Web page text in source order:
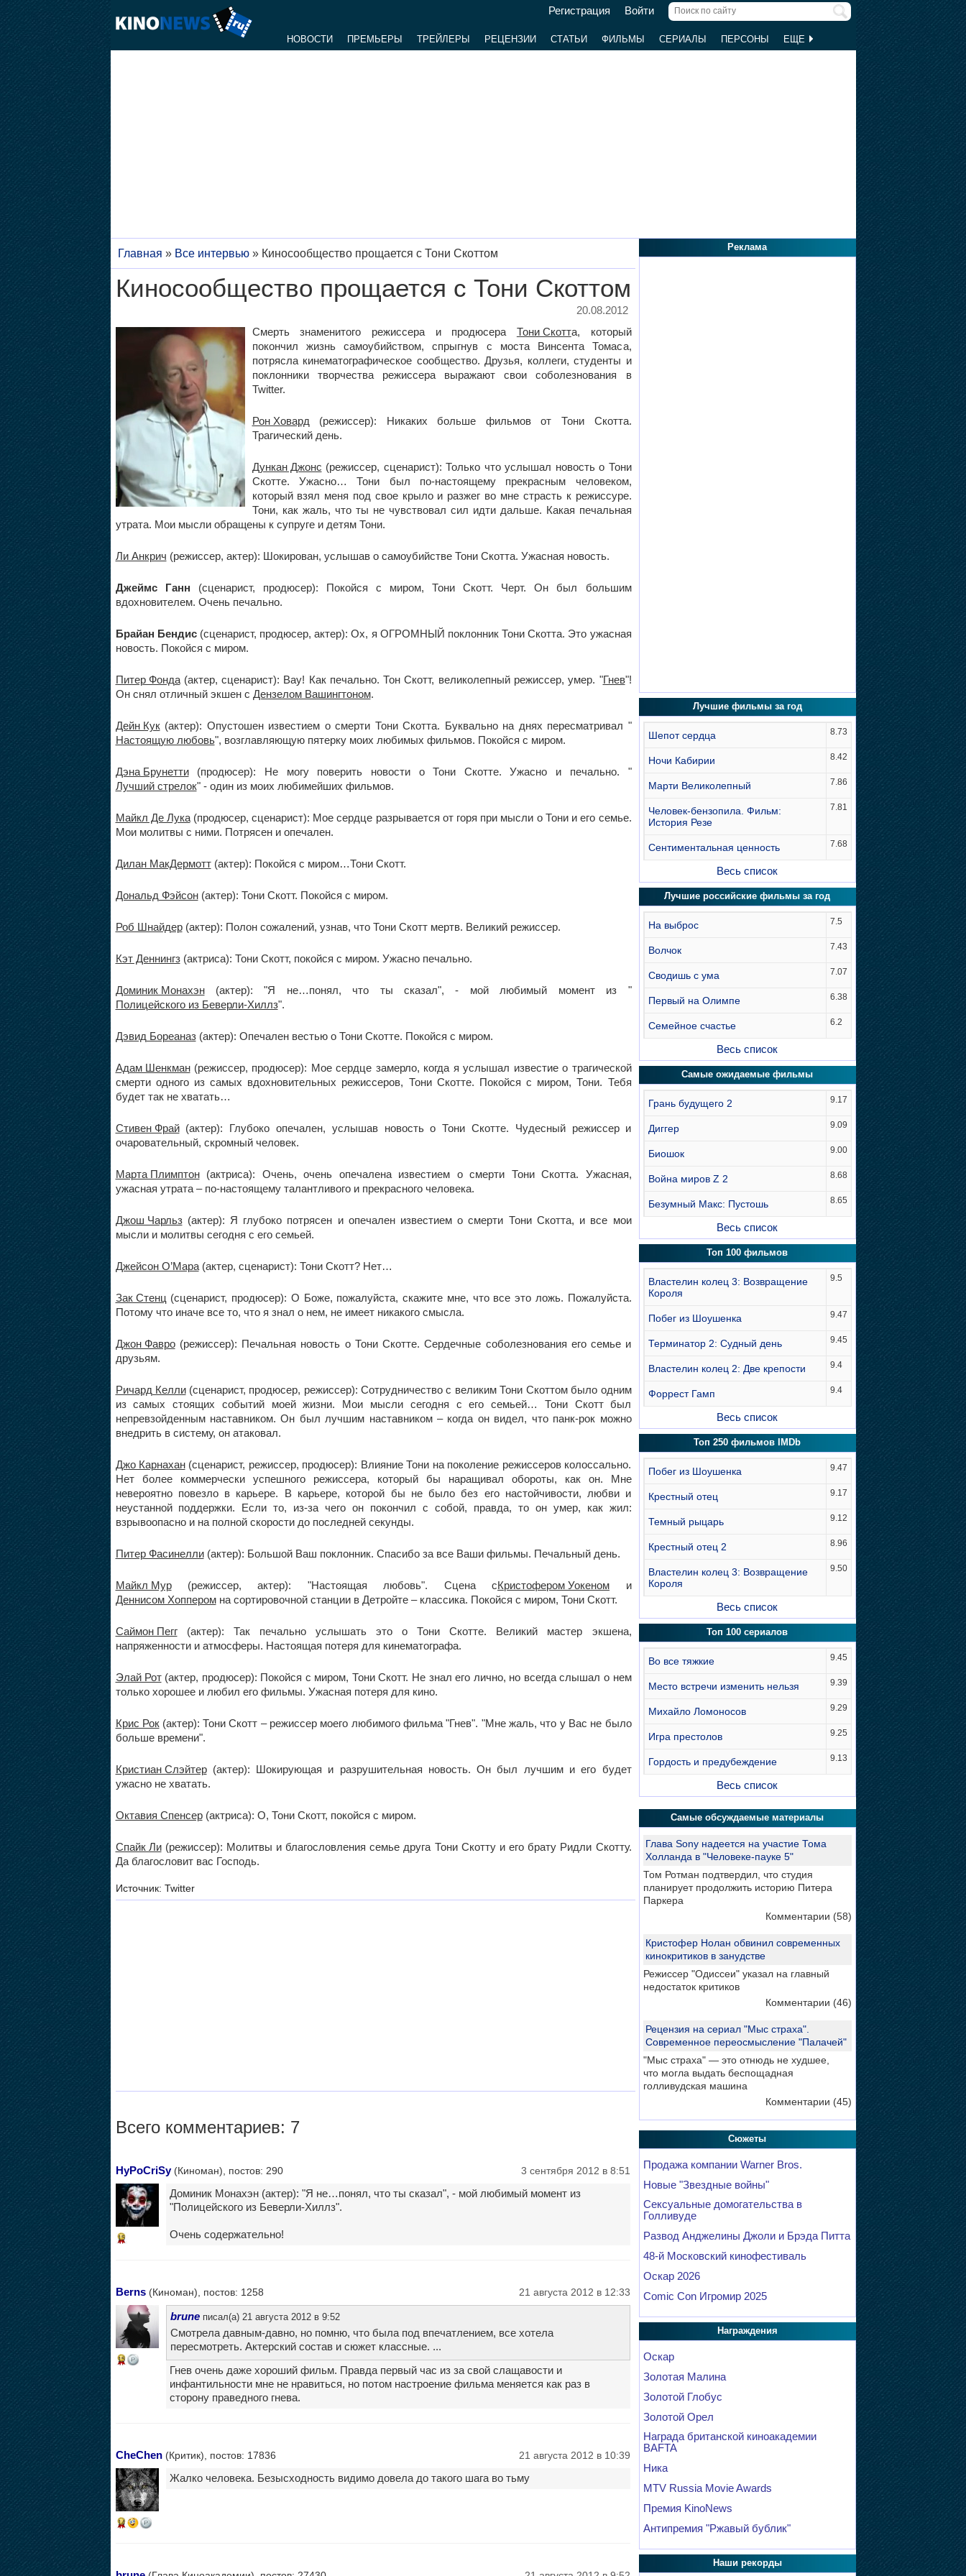
Регистрация Войти
НОВОСТИ ПРЕМЬЕРЫ ТРЕЙЛЕРЫ РЕЦЕНЗИИ СТАТЬИ ФИЛЬМЫ СЕРИАЛЫ ПЕРСОНЫ ЕЩЕ
Главная » Все интервью» Киносообщество прощается с Тони Скоттом
Киносообщество прощается с Тони Скоттом
20.08.2012
Смерть знаменитого режиссера и продюсера Тони Скотта, который
покончил жизнь самоубийством, спрыгнув с моста Винсента Томаса,
потрясла кинематографическое сообщество. Друзья, коллеги, студенты и
поклонники творчества режиссера выражают свои соболезнования в
Twitter.
Рон Ховард (режиссер): Никаких больше фильмов от Тони Скотта.
Трагический день.
Дункан Джонс (режиссер, сценарист): Только что услышал новость о Тони
Скотте. Ужасно… Тони был по-настоящему прекрасным человеком,
который взял меня под свое крыло и разжег во мне страсть к режиссуре.
Тони, как жаль, что ты не чувствовал сил идти дальше. Какая печальная
утрата. Мои мысли обращены к супруге и детям Тони.
Ли Анкрич (режиссер, актер): Шокирован, услышав о самоубийстве Тони Скотта. Ужасная новость.
Джеймс Ганн (сценарист, продюсер): Покойся с миром, Тони Скотт. Черт. Он был большим
вдохновителем. Очень печально.
Брайан Бендис(сценарист, продюсер, актер): Ох, я ОГРОМНЫЙ поклонник Тони Скотта. Это ужасная
новость. Покойся с миром.
Питер Фонда(актер, сценарист): Вау! Как печально. Тон Скотт, великолепный режиссер, умер. "Гнев"!
Он снял отличный экшен с Дензелом Вашингтоном.
Дейн Кук(актер): Опустошен известием о смерти Тони Скотта. Буквально на днях пересматривал "
Настоящую любовь", возглавляющую пятерку моих любимых фильмов. Покойся с миром.
Дэна Брунетти(продюсер): Не могу поверить новости о Тони Скотте. Ужасно и печально. "
Лучший стрелок" - один из моих любимейших фильмов.
Майкл Де Лука(продюсер, сценарист): Мое сердце разрывается от горя при мысли о Тони и его семье.
Мои молитвы с ними. Потрясен и опечален.
Дилан МакДермотт (актер): Покойся с миром…Тони Скотт.
Дональд Фэйсон (актер): Тони Скотт. Покойся с миром.
Роб Шнайдер(актер): Полон сожалений, узнав, что Тони Скотт мертв. Великий режиссер.
Кэт Деннингз(актриса): Тони Скотт, покойся с миром. Ужасно печально.
Доминик Монахэн(актер): "Я не…понял, что ты сказал", - мой любимый момент из "
Полицейского из Беверли-Хиллз".
Дэвид Бореаназ(актер): Опечален вестью о Тони Скотте. Покойся с миром.
Адам Шенкман(режиссер, продюсер): Мое сердце замерло, когда я услышал известие о трагической
смерти одного из самых вдохновительных режиссеров, Тони Скотте. Покойся с миром, Тони. Тебя
будет так не хватать…
Стивен Фрай(актер): Глубоко опечален, услышав новость о Тони Скотте. Чудесный режиссер и
очаровательный, скромный человек.
Марта Плимптон(актриса): Очень, очень опечалена известием о смерти Тони Скотта. Ужасная,
ужасная утрата – по-настоящему талантливого и прекрасного человека.
Джош Чарльз(актер): Я глубоко потрясен и опечален известием о смерти Тони Скотта, и все мои
мысли и молитвы сегодня с его семьей.
Джейсон О’Мара(актер, сценарист): Тони Скотт? Нет…
Зак Стенц (сценарист, продюсер): О Боже, пожалуйста, скажите мне, что все это ложь. Пожалуйста.
Потому что иначе все то, что я знал о нем, не имеет никакого смысла.
Джон Фавро(режиссер): Печальная новость о Тони Скотте. Сердечные соболезнования его семье и
друзьям.
Ричард Келли(сценарист, продюсер, режиссер): Сотрудничество с великим Тони Скоттом было одним
из самых стоящих событий моей жизни. Мои мысли сегодня с его семьей… Тони Скотт был
непревзойденным наставником. Он был лучшим наставником – когда он видел, что панк-рок можно
внедрить в систему, он атаковал.
Джо Карнахан(сценарист, режиссер, продюсер): Влияние Тони на поколение режиссеров колоссально.
Нет более коммерчески успешного режиссера, который бы наращивал обороты, как он. Мне
невероятно повезло в карьере. В карьере, которой бы не было без его настойчивости, любви и
неустанной поддержки. Если то, из-за чего он покончил с собой, правда, то он умер, как жил:
взрывоопасно и на полной скорости до последней секунды.
Питер Фасинелли(актер): Большой Ваш поклонник. Спасибо за все Ваши фильмы. Печальный день.
Майкл Мур(режиссер, актер): "Настоящая любовь". Сцена сКристофером Уокеном и
Деннисом Хопперомна сортировочной станции в Детройте – классика. Покойся с миром, Тони Скотт.
Саймон Пегг(актер): Так печально услышать это о Тони Скотте. Великий мастер экшена,
напряженности и атмосферы. Настоящая потеря для кинематографа.
Элай Рот(актер, продюсер): Покойся с миром, Тони Скотт. Не знал его лично, но всегда слышал о нем
только хорошее и любил его фильмы. Ужасная потеря для кино.
Крис Рок(актер): Тони Скотт – режиссер моего любимого фильма "Гнев". "Мне жаль, что у Вас не было
больше времени".
Кристиан Слэйтер (актер): Шокирующая и разрушительная новость. Он был лучшим и его будет
ужасно не хватать.
Октавия Спенсер (актриса): О, Тони Скотт, покойся с миром.
Спайк Ли(режиссер): Молитвы и благословления семье друга Тони Скотту и его брату Ридли Скотту.
Да благословит вас Господь.
Источник: Twitter
Всего комментариев: 7
HyPoCriSy(Киноман), постов: 290 3 сентября 2012 в 8:51
15
Доминик Монахэн (актер): "Я не…понял, что ты сказал", - мой любимый момент из
"Полицейского из Беверли-Хиллз".
Очень содержательно!
Berns(Киноман), постов: 1258 21 августа 2012 в 12:33
15
bruneписал(а) 21 августа 2012 в 9:52
Смотрела давным-давно, но помню, что была под впечатлением, все хотела
пересмотреть. Актерский состав и сюжет классные. ...
Гнев очень даже хороший фильм. Правда первый час из за свой слащавости и
инфантильности мне не нравиться, но потом настроение фильма меняется как раз в
сторону праведного гнева.
CheChen(Критик), постов: 17836 21 августа 2012 в 10:39
14
Жалко человека. Безысходность видимо довела до такого шага во тьму
Реклама
Лучшие фильмы за год
Шепот сердца 8.73
Ночи Кабирии 8.42
Марти Великолепный 7.86
Человек-бензопила. Фильм:
История Резе
7.81
Сентиментальная ценность 7.68
Весь список
Лучшие российские фильмы за год
На выброс 7.5
Волчок 7.43
Сводишь с ума 7.07
Первый на Олимпе 6.38
Семейное счастье 6.2
Весь список
Самые ожидаемые фильмы
Грань будущего 2 9.17
Диггер 9.09
Биошок 9.00
Война миров Z 2 8.68
Безумный Макс: Пустошь 8.65
Весь список
Топ 100 фильмов
Властелин колец 3: Возвращение
Короля
9.5
Побег из Шоушенка 9.47
Терминатор 2: Судный день 9.45
Властелин колец 2: Две крепости 9.4
Форрест Гамп 9.4
Весь список
Топ 250 фильмов IMDb
Побег из Шоушенка 9.47
Крестный отец 9.17
Темный рыцарь 9.12
Крестный отец 2 8.96
Властелин колец 3: Возвращение
Короля
9.50
Весь список
Топ 100 сериалов
Во все тяжкие 9.45
Место встречи изменить нельзя 9.39
Михайло Ломоносов 9.29
Игра престолов 9.25
Гордость и предубеждение 9.13
Весь список
Самые обсуждаемые материалы
Глава Sony надеется на участие Тома
Холланда в "Человеке-пауке 5"
Том Ротман подтвердил, что студия
планирует продолжить историю Питера
Паркера
Комментарии (58)
Кристофер Нолан обвинил современных
кинокритиков в занудстве
Режиссер "Одиссеи" указал на главный
недостаток критиков
Комментарии (46)
Рецензия на сериал "Мыс страха".
Современное переосмысление "Палачей"
"Мыс страха" — это отнюдь не худшее,
что могла выдать беспощадная
голливудская машина
Комментарии (45)
Сюжеты
Продажа компании Warner Bros.
Новые "Звездные войны"
Сексуальные домогательства в
Голливуде
Развод Анджелины Джоли и Брэда Питта
48-й Московский кинофестиваль
Оскар 2026
Comic Con Игромир 2025
Награждения
Оскар
Золотая Малина
Золотой Глобус
Золотой Орел
Награда британской киноакадемии
BAFTA
Ника
MTV Russia Movie Awards
Премия KinoNews
Антипремия "Ржавый бублик"
Наши рекорды